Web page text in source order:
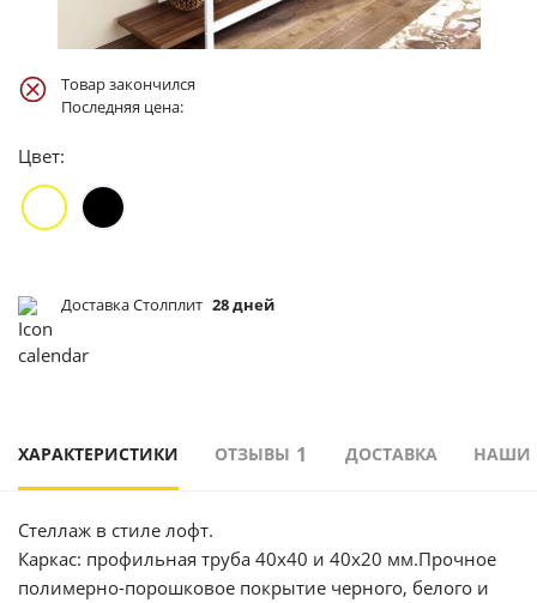
Товар закончился
Последняя цена:
Цвет:
Доставка Столплит 28 дней
ХАРАКТЕРИСТИКИ ОТЗЫВЫ 1 ДОСТАВКА НАШИ
Стеллаж в стиле лофт.
Каркас: профильная труба 40х40 и 40х20 мм.Прочное
полимерно-порошковое покрытие черного, белого и